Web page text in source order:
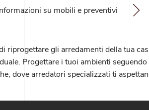
su mobili e preventivi
riprogettare gli arredamenti della tua
Progettare i tuoi ambienti
dove arredatori specializzati ti